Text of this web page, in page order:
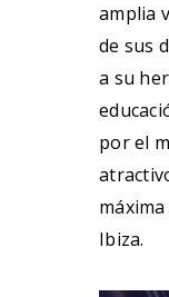
amplia
de sus
a su
por el
Ibiza.